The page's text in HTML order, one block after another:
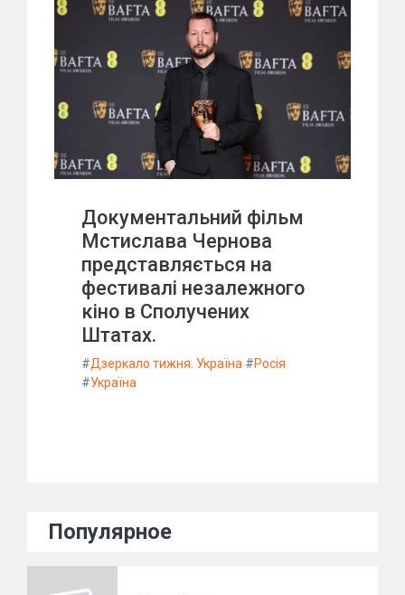
Документальний фільм
Мстислава Чернова
представляється на
фестивалі незалежного
кіно в Сполучених
Штатах.
#Дзеркало тижня. Україна #Росія
#Україна
Популярное